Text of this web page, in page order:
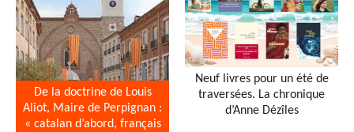
De la doctrine de Louis
Aliot, Maire de Perpignan :
« catalan d’abord, français
Neuf livres pour un été de
traversées. La chronique
d’Anne Dézîles